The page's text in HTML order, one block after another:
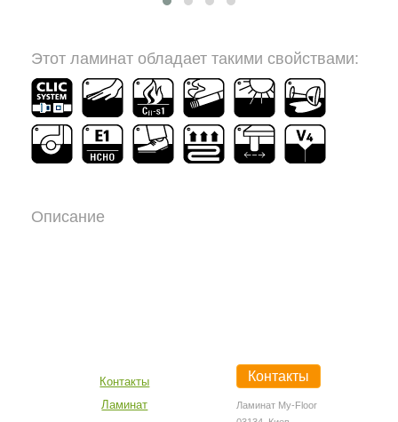
Этот ламинат обладает такими свойствами:
Описание
Контакты
Ламинат My-Floor
Контакты
Ламинат